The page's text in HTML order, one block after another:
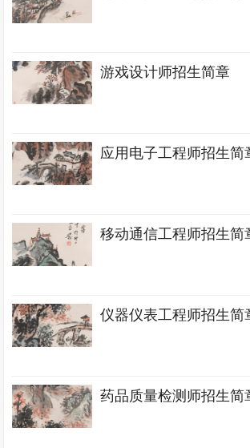
游戏设计师招生简章
应用电子工程师招生简
移动通信工程师招生简
仪器仪表工程师招生简
药品质量检测师招生简